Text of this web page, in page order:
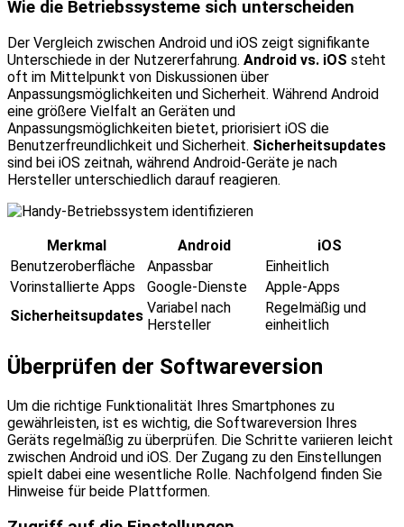
Wie die Betriebssysteme sich unterscheiden
Der Vergleich zwischen Android und iOS zeigt signifikante
Unterschiede in der Nutzererfahrung. Android vs. iOS steht
oft im Mittelpunkt von Diskussionen über
Anpassungsmöglichkeiten und Sicherheit. Während Android
eine größere Vielfalt an Geräten und
Anpassungsmöglichkeiten bietet, priorisiert iOS die
Benutzerfreundlichkeit und Sicherheit. Sicherheitsupdates
sind bei iOS zeitnah, während Android-Geräte je nach
Hersteller unterschiedlich darauf reagieren.
Merkmal Android
iOS
Benutzeroberfläche
Anpassbar
Einheitlich
Vorinstallierte Apps
Google-Dienste
Apple-Apps
Sicherheitsupdates Variabel nach
Hersteller
Regelmäßig und
einheitlich
Überprüfen der Softwareversion
Um die richtige Funktionalität Ihres Smartphones zu
gewährleisten, ist es wichtig, die Softwareversion Ihres
Geräts regelmäßig zu überprüfen. Die Schritte variieren leicht
zwischen Android und iOS. Der Zugang zu den Einstellungen
spielt dabei eine wesentliche Rolle. Nachfolgend finden Sie
Hinweise für beide Plattformen.